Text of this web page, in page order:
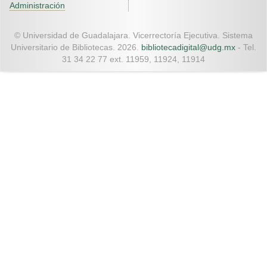
Administración
© Universidad de Guadalajara. Vicerrectoría Ejecutiva. Sistema
Universitario de Bibliotecas. 2026. bibliotecadigital@udg.mx - Tel.
31 34 22 77 ext. 11959, 11924, 11914